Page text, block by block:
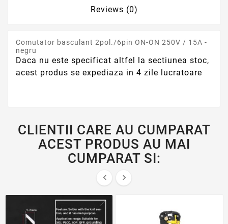
Reviews (0)
Comutator basculant 2pol./6pin ON-ON 250V / 15A -
negru
Daca nu este specificat altfel la sectiunea stoc,
acest produs se expediaza in 4 zile lucratoare
CLIENTII CARE AU CUMPARAT
ACEST PRODUS AU MAI
CUMPARAT SI:
 